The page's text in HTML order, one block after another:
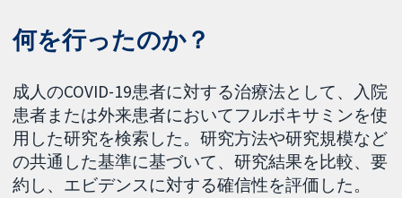
何を行ったのか？
成人のCOVID-19患者に対する治療法として、入院
患者または外来患者においてフルボキサミンを使
用した研究を検索した。研究方法や研究規模など
の共通した基準に基づいて、研究結果を比較、要
約し、エビデンスに対する確信性を評価した。